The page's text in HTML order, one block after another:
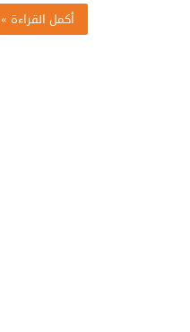
أكمل القراءة »